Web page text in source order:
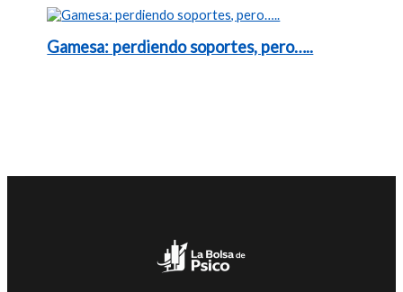
Gamesa: perdiendo soportes, pero…..